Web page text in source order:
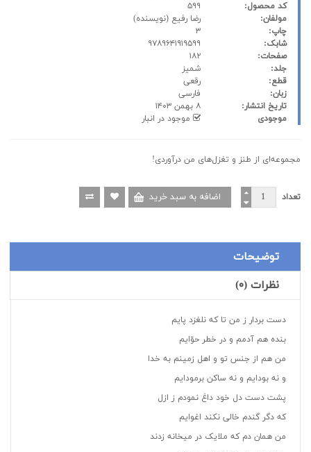
کد محصول:
مولفان:
رضا رفیع (نویسنده)
چاپ:
شابک:
صفحات:
جلد:
شمیز
قطع:
رقعی
زبان:
فارسی
تاریخ انتشار:
موجودی
موجود در انبار
مجموعه‌ای از طنز و تغزل‌های من درآوردی!
تعداد
توضیحات
نظرات (۰)
دست بردار ز من تا که نلغزد پایم
بنده هم آدمم و در خطر حوّایم
من هم از جنس تو و اهل زمینم به خدا
و نه بودایم و نه ساکن برمودایم
پشت دست دل خود داغ نمودم ز ازل
که دگر گندم خالی نکند اغوایم
من همان دم که ملایک در میخانه زدند